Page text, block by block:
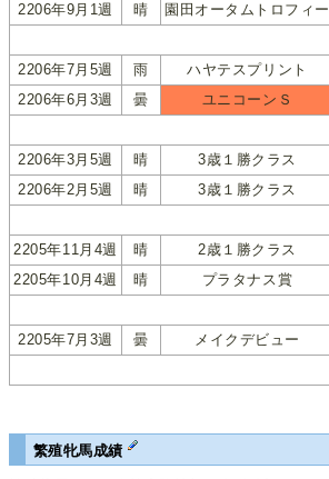
2206年9月1週
晴 園田オータムトロフィー
2206年7月5週 雨 ハヤテスプリント
2206年6月3週
曇 ユニコーンＳ
2206年3月5週 晴 3歳１勝クラス
2206年2月5週
晴 3歳１勝クラス
2205年11月4週 晴 2歳１勝クラス
2205年10月4週
晴 プラタナス賞
2205年7月3週 曇 メイクデビュー
繁殖牝馬成績